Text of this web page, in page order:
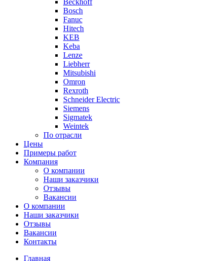
Beckhoff
Bosch
Fanuc
Hitech
KEB
Keba
Lenze
Liebherr
Mitsubishi
Omron
Rexroth
Schneider Electric
Siemens
Sigmatek
Weintek
По отрасли
Цены
Примеры работ
Компания
О компании
Наши заказчики
Отзывы
Вакансии
О компании
Наши заказчики
Отзывы
Вакансии
Контакты
Главная